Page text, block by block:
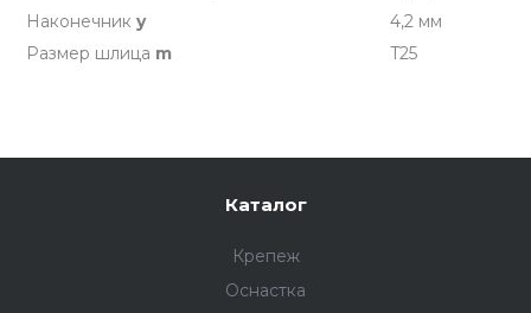
Наконечник y
4,2 мм
Размер шлица m T25
Каталог
Крепеж
Оснастка